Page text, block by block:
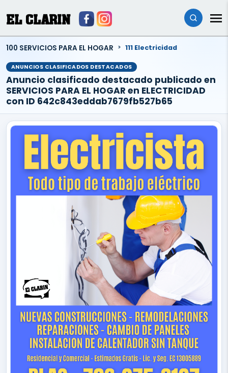
EL CLARIN
100 SERVICIOS PARA EL HOGAR 111 Electricidad
ANUNCIOS CLASIFICADOS DESTACADOS
Anuncio clasificado destacado publicado en
SERVICIOS PARA EL HOGAR en ELECTRICIDAD
con ID 642c843eddab7679fb527b65